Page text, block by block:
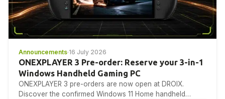
Announcements·16 July 2026
ONEXPLAYER 3 Pre-order: Reserve your 3-in-1
Windows Handheld Gaming PC
ONEXPLAYER 3 pre-orders are now open at DROIX.
Discover the confirmed Windows 11 Home handheld